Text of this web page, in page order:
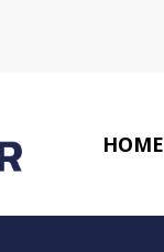
HOME